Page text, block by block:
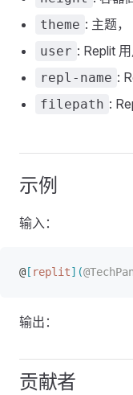
theme : 主题
user : Replit
repl-name :
filepath :
示例
输入：
@ [ replit] (
输出：
贡献者